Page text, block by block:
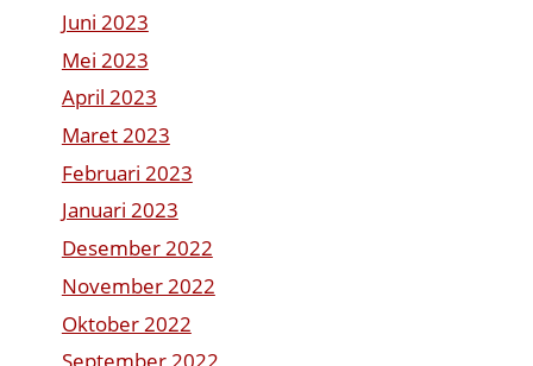
Juni 2023
Mei 2023
April 2023
Maret 2023
Februari 2023
Januari 2023
Desember 2022
November 2022
Oktober 2022